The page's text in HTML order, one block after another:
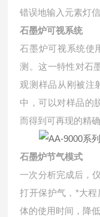
错误地输入元素灯
石墨炉可视系统
石墨炉可视系统使
测。这一特性对石
观测样品从刚被注
中，可以对样品的
而得到可再现的精确
石墨炉节气模式
一次分析完成后，
打开保护气，*大
体的使用时间，降